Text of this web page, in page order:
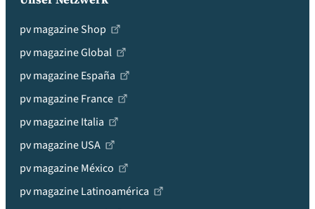
pv magazine Shop
pv magazine Global
pv magazine España
pv magazine France
pv magazine Italia
pv magazine USA
pv magazine México
pv magazine Latinoamérica